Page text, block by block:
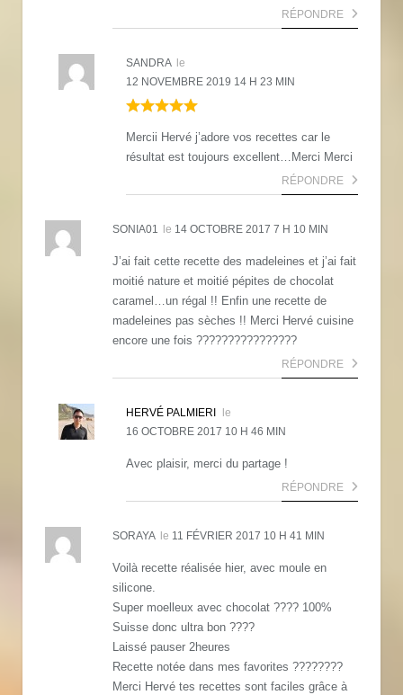
RÉPONDRE
SANDRA le
12 NOVEMBRE 2019 14 H 23 MIN
Mercii Hervé j’adore vos recettes car le
résultat est toujours excellent…Merci Merci
RÉPONDRE
SONIA01 le 14 OCTOBRE 2017 7 H 10 MIN
J’ai fait cette recette des madeleines et j’ai fait
moitié nature et moitié pépites de chocolat
caramel…un régal !! Enfin une recette de
madeleines pas sèches !! Merci Hervé cuisine
encore une fois ????????‍????????
RÉPONDRE
HERVÉ PALMIERI
le
16 OCTOBRE 2017 10 H 46 MIN
Avec plaisir, merci du partage !
RÉPONDRE
SORAYA le 11 FÉVRIER 2017 10 H 41 MIN
Voilà recette réalisée hier, avec moule en
silicone.
Super moelleux avec chocolat ???? 100%
Suisse donc ultra bon ????
Laissé pauser 2heures
Recette notée dans mes favorites ????????
Merci Hervé tes recettes sont faciles grâce à